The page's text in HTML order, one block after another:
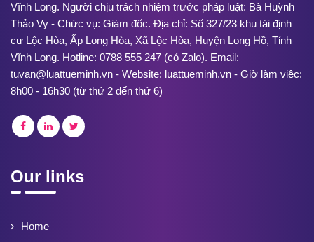
Vĩnh Long. Người chịu trách nhiệm trước pháp luật: Bà Huỳnh
Thảo Vy - Chức vụ: Giám đốc. Địa chỉ: Số 327/23 khu tái định
cư Lộc Hòa, Ấp Long Hòa, Xã Lộc Hòa, Huyện Long Hồ, Tỉnh
Vĩnh Long. Hotline: 0788 555 247 (có Zalo). Email:
tuvan@luattueminh.vn - Website: luattueminh.vn - Giờ làm việc:
8h00 - 16h30 (từ thứ 2 đến thứ 6)
Our links
Home